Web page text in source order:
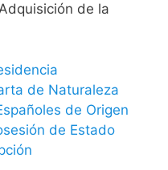
de la
de Naturaleza
de Origen
de Estado